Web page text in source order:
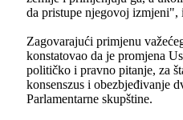
da pristupe njegovoj izmjeni",
Zagovarajući primjenu
konstatovao da je promjena
političko i pravno pitanje, za
konsenszus i obezbjeđivanje
Parlamentarne skupštine.